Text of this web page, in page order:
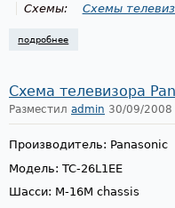
Схемы: Схемы
подробнее
Схема телевизора
Разместил admin 30/09/2008
Производитель: Panasonic
Модель: TC-26L1EE
Шасси: M-16M chassis